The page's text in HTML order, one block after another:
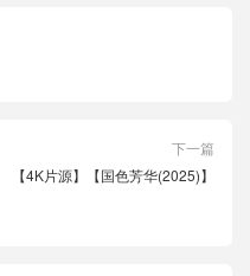
下一篇
【4K片源】【国色芳华(2025)】